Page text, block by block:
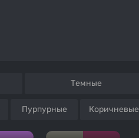
Темные
Пурпурные Коричневые